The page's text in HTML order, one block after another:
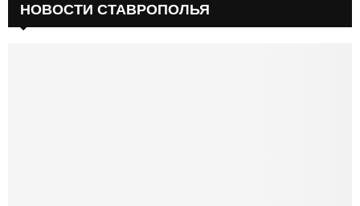
НОВОСТИ СТАВРОПОЛЬЯ